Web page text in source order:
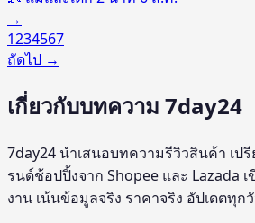
→
1234567
ถัดไป →
เกี่ยวกับบทความ 7day24
7day24 นำเสนอบทความรีวิวสินค้า เปรี
รนด์ช้อปปิ้งจาก Shopee และ Lazada
งาน เน้นข้อมูลจริง ราคาจริง อัปเดตทุก